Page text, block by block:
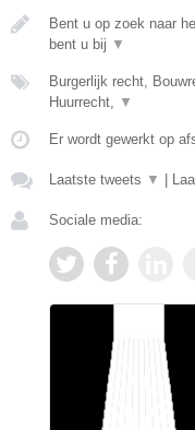
Bent u op zoek naar
bent u bij ▼
Burgerlijk recht,
Huurrecht, ▼
Er wordt gewerkt op
Laatste tweets ▼
Sociale media: